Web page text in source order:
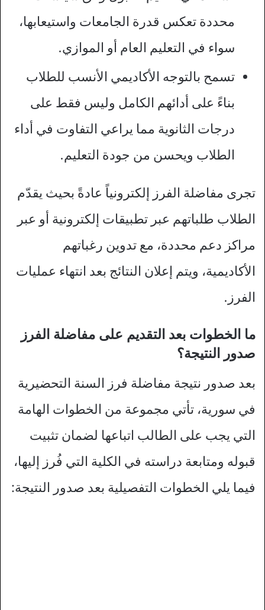
محددة تعكس قدرة الجامعات واستيعابها،
سواء في التعليم العام أو الموازي.
تسمح بالتوجه الأكاديمي الأنسب للطلاب
بناءً على أدائهم الكامل وليس فقط على
درجات الثانوية مما يراعي التفاوت في أداء
الطلاب ويحسن من جودة التعليم.
تجرى مفاضلة الفرز إلكترونياً عادةً بحيث يقدّم
الطلاب طلباتهم عبر تطبيقات إلكترونية أو عبر
مراكز دعم محددة، مع تدوين رغباتهم
الأكاديمية، ويتم إعلان النتائج بعد انتهاء عمليات
الفرز.
ما الخطوات بعد التقديم على مفاضلة الفرز
صدور النتيجة؟
بعد صدور نتيجة مفاضلة فرز السنة التحضيرية
في سورية، تأتي مجموعة من الخطوات الهامة
التي يجب على الطالب اتباعها لضمان تثبيت
قبوله ومتابعة دراسته في الكلية التي فُرز إليها،
فيما يلي الخطوات التفصيلية بعد صدور النتيجة: